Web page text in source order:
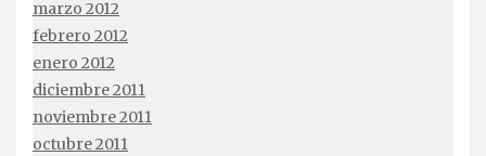
marzo 2012
febrero 2012
enero 2012
diciembre 2011
noviembre 2011
octubre 2011